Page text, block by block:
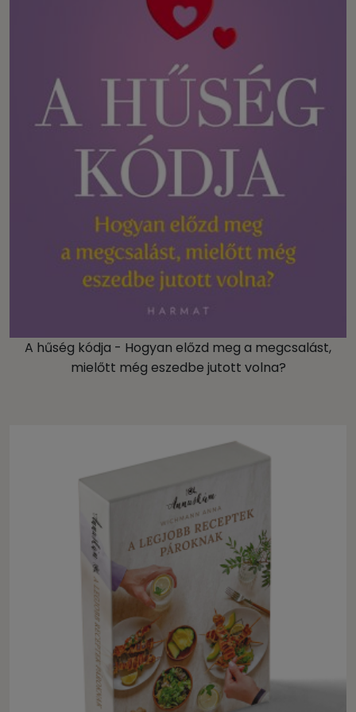
A hűség kódja - Hogyan előzd meg a megcsalást,
mielőtt még eszedbe jutott volna?